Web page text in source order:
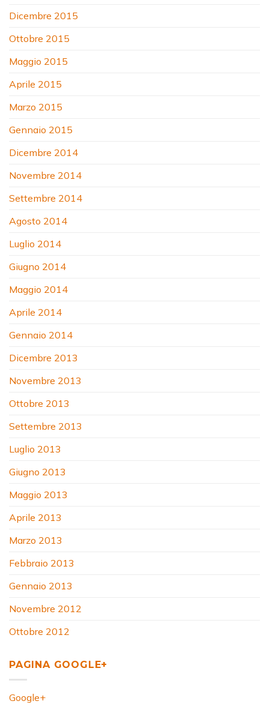
Dicembre 2015
Ottobre 2015
Maggio 2015
Aprile 2015
Marzo 2015
Gennaio 2015
Dicembre 2014
Novembre 2014
Settembre 2014
Agosto 2014
Luglio 2014
Giugno 2014
Maggio 2014
Aprile 2014
Gennaio 2014
Dicembre 2013
Novembre 2013
Ottobre 2013
Settembre 2013
Luglio 2013
Giugno 2013
Maggio 2013
Aprile 2013
Marzo 2013
Febbraio 2013
Gennaio 2013
Novembre 2012
Ottobre 2012
PAGINA GOOGLE+
Google+